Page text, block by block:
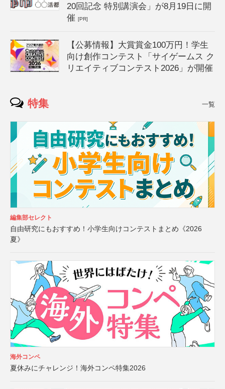
20回記念 特別講演会」が8月19日に開
催[PR]
【公募情報】大賞賞金100万円！学生
向け創作コンテスト「サイゲームス ク
リエイティブコンテスト2026」が開催
特集 一覧
編集部セレクト
自由研究にもおすすめ！小学生向けコンテストまとめ《2026
夏》
海外コンペ
夏休みにチャレンジ！海外コンペ特集2026